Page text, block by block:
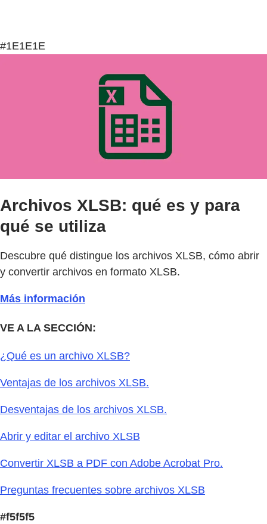
#1E1E1E
Archivos XLSB: qué es y para
qué se utiliza
Descubre qué distingue los archivos XLSB, cómo abrir
y convertir archivos en formato XLSB.
Más información
VE A LA SECCIÓN:
¿Qué es un archivo XLSB?
Ventajas de los archivos XLSB.
Desventajas de los archivos XLSB.
Abrir y editar el archivo XLSB
Convertir XLSB a PDF con Adobe Acrobat Pro.
Preguntas frecuentes sobre archivos XLSB
#f5f5f5